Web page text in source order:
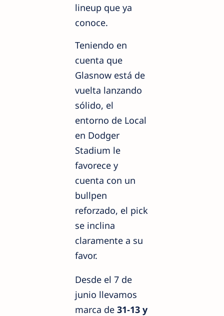
lineup que ya
conoce.
Teniendo en
cuenta que
Glasnow está de
vuelta lanzando
sólido, el
entorno de Local
en Dodger
Stadium le
favorece y
cuenta con un
bullpen
reforzado, el pick
se inclina
claramente a su
favor.
Desde el 7 de
junio llevamos
marca de 31‑13 y